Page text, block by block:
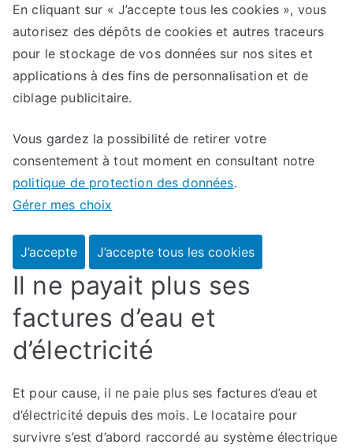
En cliquant sur « J’accepte tous les cookies », vous
autorisez des dépôts de cookies et autres traceurs
pour le stockage de vos données sur nos sites et
applications à des fins de personnalisation et de
ciblage publicitaire.
Vous gardez la possibilité de retirer votre
consentement à tout moment en consultant notre
politique de protection des données.
Gérer mes choix
J’accepte J’accepte tous les cookies
Il ne payait plus ses
factures d’eau et
d’électricité
Et pour cause, il ne paie plus ses factures d’eau et
d’électricité depuis des mois. Le locataire pour
survivre s’est d’abord raccordé au système électrique